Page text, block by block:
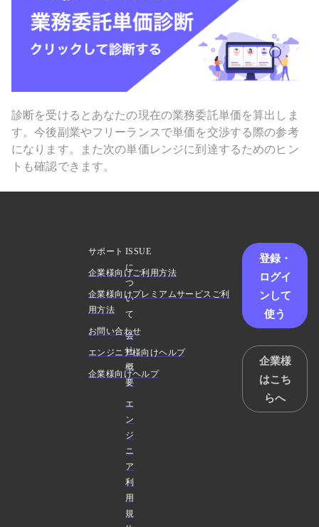
診断を受けるとあなたの現在の業務委託単価を算出しま
す。今後副業やフリーランスで単価を交渉する際の参考
になります。また次の単価レンジに到達するためのヒン
トも確認できます。
ISSUE
に
つ
い
て
会
社
概
要
エ
ン
ジ
ニ
ア
利
用
規
サポート
企業様向けご利用方法
企業様向けプレミアムサービスご利
用方法
お問い合わせ
エンジニア様向けヘルプ
企業様向けヘルプ
登録・
ログイ
ンして
使う
企業様
はこち
らへ